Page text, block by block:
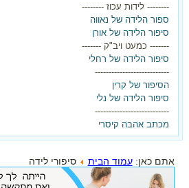
-------- לידות עכוז --------
ספור הלידה של נאווה
סיפור הלידה של אורן
------- כמעט ויב"ק -------
סיפור הלידה של רחלי
---------------------------
הסיפור של קרין
סיפור הלידה של נלי
---------------------------
מכתב אהבה קיסרי
אתם כאן:עמוד הבית סיפורי לידה